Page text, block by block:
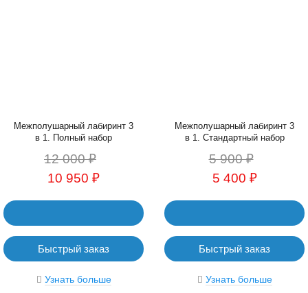
Межполушарный лабиринт 3
в 1. Полный набор
12 000 ₽
10 950 ₽
Быстрый заказ
Узнать больше
Межполушарный лабиринт 3
в 1. Стандартный набор
5 900 ₽
5 400 ₽
Быстрый заказ
Узнать больше